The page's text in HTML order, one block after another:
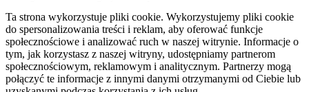
Ta strona wykorzystuje pliki cookie. Wykorzystujemy pliki cookie
do spersonalizowania treści i reklam, aby oferować funkcje
społecznościowe i analizować ruch w naszej witrynie. Informacje o
tym, jak korzystasz z naszej witryny, udostępniamy partnerom
społecznościowym, reklamowym i analitycznym. Partnerzy mogą
połączyć te informacje z innymi danymi otrzymanymi od Ciebie lub